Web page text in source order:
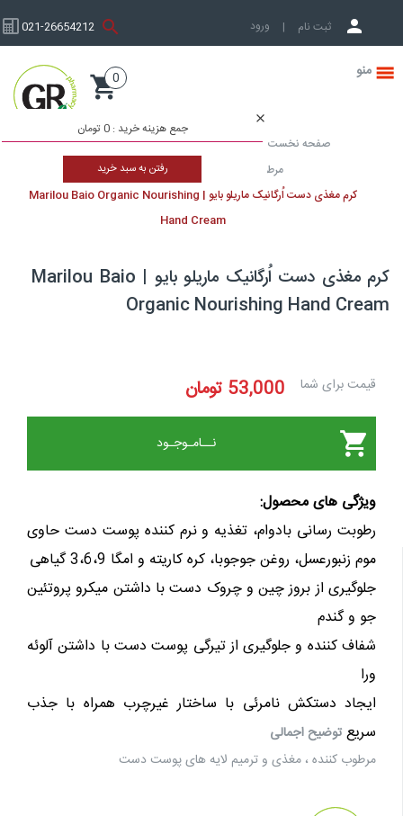
ثبت نام | ورود به حساب کاربری 021-26654212
جمع هزینه خرید :0 تومان
رفتن به سبد خرید
صفحه نخست محصولات پوست و زیبایی
مرطوب کننده
مرطوب کننده دست
کرم مرطوب کننده
کرم مغذی دست اُرگانیک ماریلو بایو | Marilou Baio Organic Nourishing
Hand Cream
کرم مغذی دست اُرگانیک ماریلو بایو | Marilou Baio
Organic Nourishing Hand
برای شما 53,000تومان
نــامـوجـود
های محصول:
رسانی بادوام، تغذیه و نرم کننده پوست دست حاوی
زنبورعسل، روغن جوجوبا، کره کاریته و امگا 3،6،9 گیاهی
از بروز چین و چروک دست با داشتن میکرو پروتئین
و گندم
کننده و جلوگیری از تیرگی پوست دست با داشتن آلوئه
دستکش نامرئی با ساختار غیرچرب همراه با جذب
توضیح اجمالی
کننده ، مغذی و ترمیم لایه های پوست دست